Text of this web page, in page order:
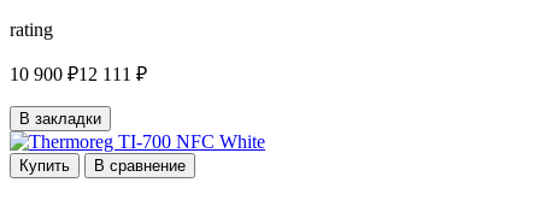
rating
10 900 ₽12 111 ₽
В закладки
Купить В сравнение